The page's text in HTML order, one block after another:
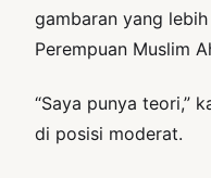
gambaran yang
Perempuan Muslim
“Saya punya teori,”
di posisi moderat.